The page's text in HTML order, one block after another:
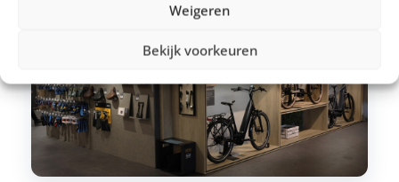
Weigeren
Bekijk voorkeuren